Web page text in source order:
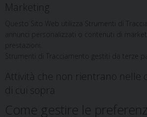
Marketing
Questo Sito Web utilizza Strumenti di
annunci personalizzati o contenuti di
prestazioni.
Strumenti di Tracciamento gestiti da terze
Attività che non rientrano nelle
di cui sopra
Come gestire le